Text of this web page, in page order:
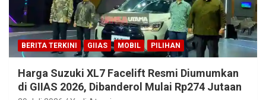
BERITA TERKINI GIIAS MOBIL PILIHAN
Harga Suzuki XL7 Facelift Resmi Diumumkan
di GIIAS 2026, Dibanderol Mulai Rp274 Jutaan